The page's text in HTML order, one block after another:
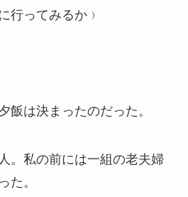
行ってみるか﹚
飯は決まったのだった。
。私の前には一組の老夫婦
た。